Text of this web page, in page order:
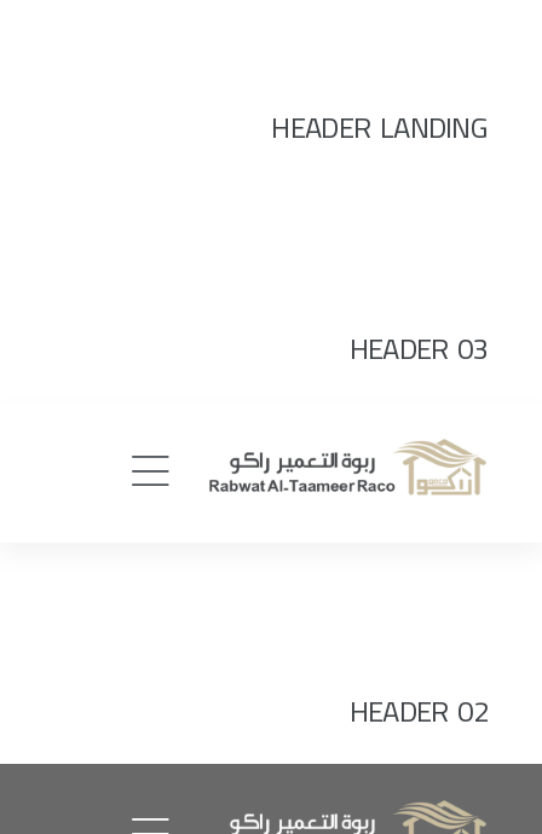
HEADER LANDING
HEADER 03
HEADER 02